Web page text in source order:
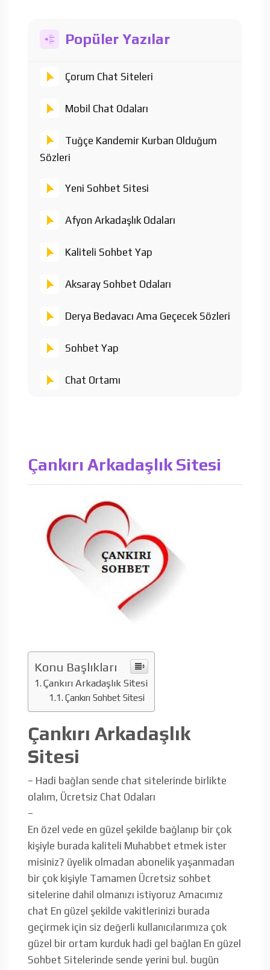
Popüler Yazılar
Çorum Chat Siteleri
Mobil Chat Odaları
Tuğçe Kandemir Kurban Olduğum
Sözleri
Yeni Sohbet Sitesi
Afyon Arkadaşlık Odaları
Kaliteli Sohbet Yap
Aksaray Sohbet Odaları
Derya Bedavacı Ama Geçecek Sözleri
Sohbet Yap
Chat Ortamı
Çankırı Arkadaşlık Sitesi
Konu Başlıkları
Çankırı Arkadaşlık Sitesi
Çankırı Sohbet Sitesi
Çankırı Arkadaşlık
Sitesi
– Hadi bağlan sende chat sitelerinde birlikte
olalım, Ücretsiz Chat Odaları
–
En özel vede en güzel şekilde bağlanıp bir çok
kişiyle burada kaliteli Muhabbet etmek ister
misiniz? üyelik olmadan abonelik yaşanmadan
bir çok kişiyle Tamamen Ücretsiz sohbet
sitelerine dahil olmanızı istiyoruz Amacımız
chat En güzel şekilde vakitlerinizi burada
geçirmek için siz değerli kullanıcılarımıza çok
güzel bir ortam kurduk hadi gel bağlan En güzel
Sohbet Sitelerinde sende yerini bul. bugün